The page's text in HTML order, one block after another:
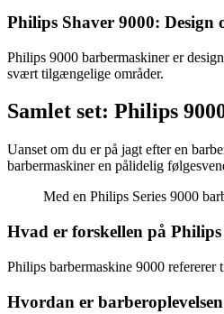
Philips Shaver 9000: Design
Philips 9000 barbermaskiner er
svært tilgængelige områder.
Samlet set: Philips
Uanset om du er på jagt efter en
barbermaskiner en pålidelig
Med en Philips Series 9000
Hvad er forskellen på
Philips barbermaskine 9000 refererer
Hvordan er